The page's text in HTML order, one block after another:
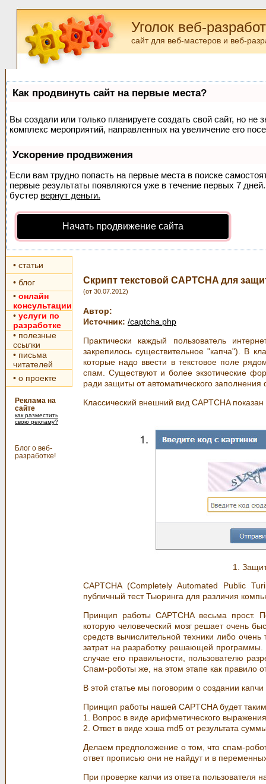
Уголок веб-
сайт для веб-мастеров и веб-
Как продвинуть сайт на первые места?
Вы создали или только планируете создать свой сайт, но не
комплекс мероприятий, направленных на увеличение его
Ускорение продвижения
Если вам трудно попасть на первые места в поиске
первые результаты появляются уже в течение первых 7
бустер вернут деньги.
Начать продвижение сайта
• статьи
• блог
• онлайн
консультации
• услуги по
разработке
• полезные
ссылки
• письма
читателей
• о проекте
Реклама на
сайте
как разместить
свою рекламу?
Блог о веб-
разработке!
Скрипт текстовой CAPTCHA для
(от 30.07.2012)
Автор:
Источник: /captcha.php
Практически каждый пользователь
закрепилось существительное "капча"). В
которые надо ввести в текстовое поле
спам. Существуют и более экзотические
ради защиты от автоматического
Классический внешний вид CAPTCHA показан
1.
CAPTCHA (Completely Automated Public
публичный тест Тьюринга для различия
Принцип работы CAPTCHA весьма прост.
которую человеческий мозг решает очень
средств вычислительной техники либо
затрат на разработку решающей программы.
случае его правильности, пользователю
Спам-роботы же, на этом этапе как правило
В этой статье мы поговорим о создании
Принцип работы нашей CAPTCHA будет
1. Вопрос в виде арифметического
2. Ответ в виде хэша md5 от результата
Делаем предположение о том, что спам-
ответ прописью они не найдут и в
При проверке капчи из ответа пользователя